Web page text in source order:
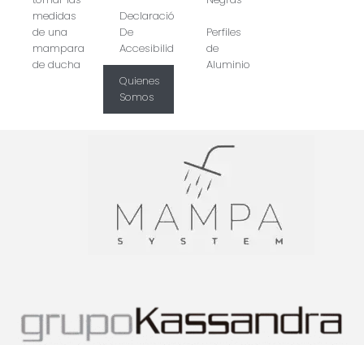
medidas
de una
mampara
de ducha
Declaración
De
Accesibilidad
Quienes
Somos
Perfiles
de
Aluminio